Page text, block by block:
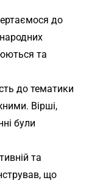
до
та
до тематики
Вірші,
були
та
що